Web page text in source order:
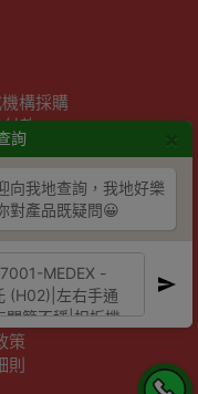
詢
向我地查詢，我地好樂
對產品既疑問😀
構採購
款
HK供應商
策
則